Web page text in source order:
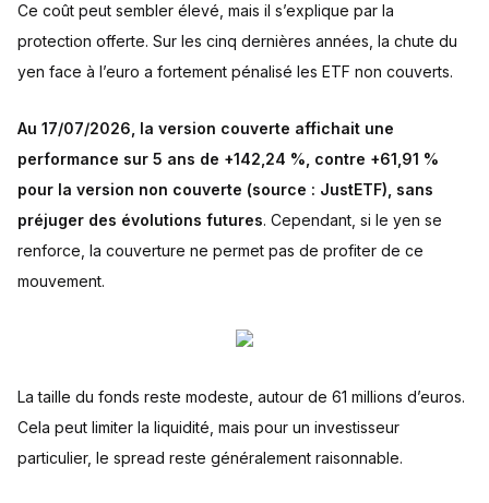
Ce coût peut sembler élevé, mais il s’explique par la
protection offerte. Sur les cinq dernières années, la chute du
yen face à l’euro a fortement pénalisé les ETF non couverts.
Au 17/07/2026, la version couverte affichait une
performance sur 5 ans de +142,24 %, contre +61,91 %
pour la version non couverte (source : JustETF), sans
préjuger des évolutions futures. Cependant, si le yen se
renforce, la couverture ne permet pas de profiter de ce
mouvement.
La taille du fonds reste modeste, autour de 61 millions d’euros.
Cela peut limiter la liquidité, mais pour un investisseur
particulier, le spread reste généralement raisonnable.